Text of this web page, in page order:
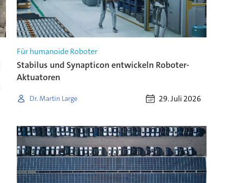
Für humanoide Roboter
Stabilus und Synapticon entwickeln Roboter-
Aktuatoren
Dr. Martin Large 29. Juli 2026